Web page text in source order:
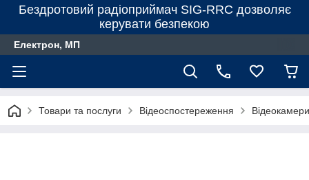
Бездротовий радіоприймач SIG-RRC дозволяє
керувати безпекою
Електрон, МП
Товари та послуги Відеоспостереження Відеокамери